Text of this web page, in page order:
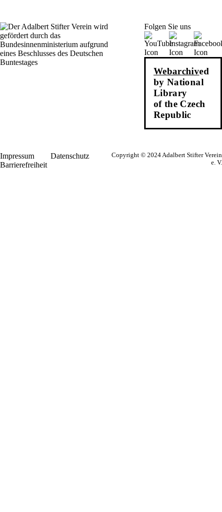
Folgen Sie uns
Webarchived
by National
Library
of the Czech
Republic
Impressum
Datenschutz
Barrierefreiheit
Copyright © 2024 Adalbert Stifter Verein
e. V.